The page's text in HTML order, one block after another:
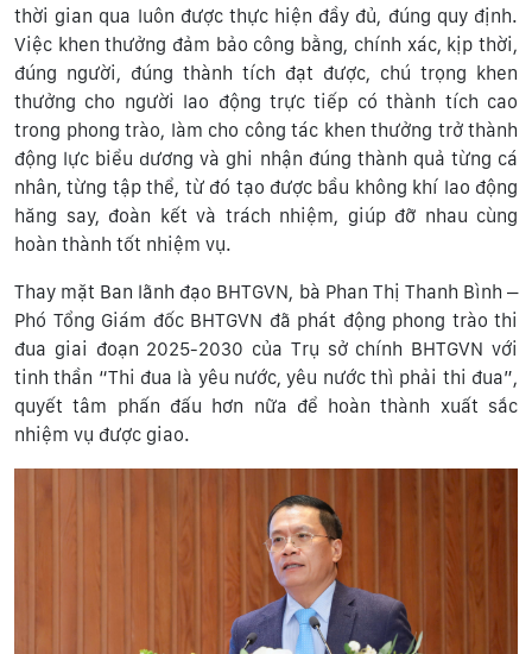
thời gian qua luôn được thực hiện đầy đủ, đúng quy định.
Việc khen thưởng đảm bảo công bằng, chính xác, kịp thời,
đúng người, đúng thành tích đạt được, chú trọng khen
thưởng cho người lao động trực tiếp có thành tích cao
trong phong trào, làm cho công tác khen thưởng trở thành
động lực biểu dương và ghi nhận đúng thành quả từng cá
nhân, từng tập thể, từ đó tạo được bầu không khí lao động
hăng say, đoàn kết và trách nhiệm, giúp đỡ nhau cùng
hoàn thành tốt nhiệm vụ.
Thay mặt Ban lãnh đạo BHTGVN, bà Phan Thị Thanh Bình –
Phó Tổng Giám đốc BHTGVN đã phát động phong trào thi
đua giai đoạn 2025-2030 của Trụ sở chính BHTGVN với
tinh thần “Thi đua là yêu nước, yêu nước thì phải thi đua”,
quyết tâm phấn đấu hơn nữa để hoàn thành xuất sắc
nhiệm vụ được giao.